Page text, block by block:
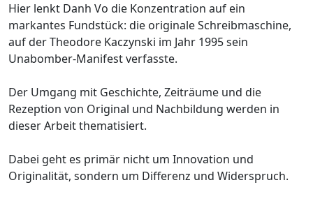
Hier lenkt Danh Vo die Konzentration auf ein
markantes Fundstück: die originale Schreibmaschine,
auf der Theodore Kaczynski im Jahr 1995 sein
Unabomber-Manifest verfasste.
Der Umgang mit Geschichte, Zeiträume und die
Rezeption von Original und Nachbildung werden in
dieser Arbeit thematisiert.
Dabei geht es primär nicht um Innovation und
Originalität, sondern um Differenz und Widerspruch.